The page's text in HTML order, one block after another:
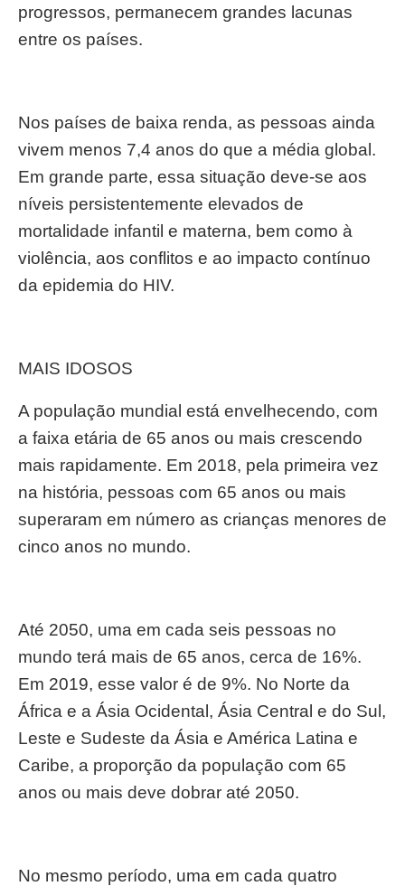
progressos, permanecem grandes lacunas
entre os países.
Nos países de baixa renda, as pessoas ainda
vivem menos 7,4 anos do que a média global.
Em grande parte, essa situação deve-se aos
níveis persistentemente elevados de
mortalidade infantil e materna, bem como à
violência, aos conflitos e ao impacto contínuo
da epidemia do HIV.
MAIS IDOSOS
A população mundial está envelhecendo, com
a faixa etária de 65 anos ou mais crescendo
mais rapidamente. Em 2018, pela primeira vez
na história, pessoas com 65 anos ou mais
superaram em número as crianças menores de
cinco anos no mundo.
Até 2050, uma em cada seis pessoas no
mundo terá mais de 65 anos, cerca de 16%.
Em 2019, esse valor é de 9%. No Norte da
África e a Ásia Ocidental, Ásia Central e do Sul,
Leste e Sudeste da Ásia e América Latina e
Caribe, a proporção da população com 65
anos ou mais deve dobrar até 2050.
No mesmo período, uma em cada quatro